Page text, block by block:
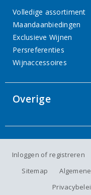
Volledige assortiment
Maandaanbiedingen
Exclusieve Wijnen
Persreferenties
Wijnaccessoires
Overige
Inloggen of registreren
Sitemap